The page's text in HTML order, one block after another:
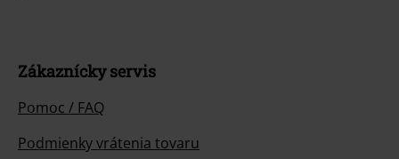
Zákaznícky servis
Pomoc / FAQ
Podmienky vrátenia tovaru